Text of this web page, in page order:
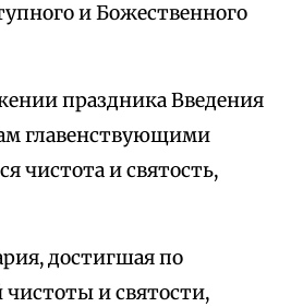
и Божественного
праздника Введения
главенствующими
чистота и святость,
достигшая по
и святости,